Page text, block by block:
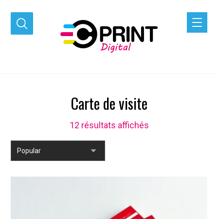
Carte de visite
12 résultats affichés